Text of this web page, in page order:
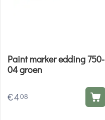
Paint marker edding 750-
04 groen
€408